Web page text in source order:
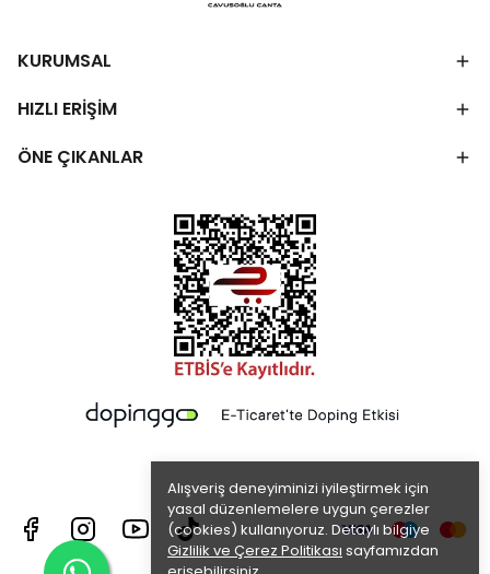
Alışveriş deneyiminizi iyileştirmek için
yasal düzenlemelere uygun çerezler
(cookies) kullanıyoruz. Detaylı bilgiye
Gizlilik ve Çerez Politikası sayfamızdan
KURUMSAL
HIZLI ERİŞİM
ÖNE ÇIKANLAR